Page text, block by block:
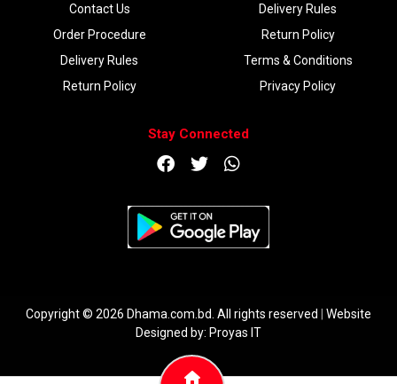
Contact Us
Order Procedure
Delivery Rules
Return Policy
Delivery Rules
Return Policy
Terms & Conditions
Privacy Policy
Stay Connected
Copyright © 2026 Dhama.com.bd. All rights reserved
Website
Designed by: Proyas IT